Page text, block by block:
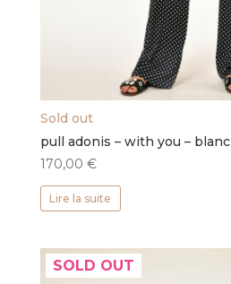
Sold out
pull adonis – with you – blanc
170,00 €
Lire la suite
SOLD OUT